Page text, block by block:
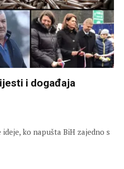
i događaja
ko napušta BiH zajedno s